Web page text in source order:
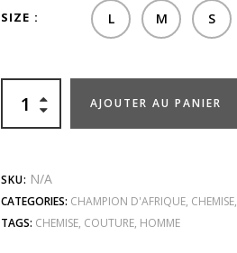
SIZE L M S
AJOUTER AU PANIER
SKU: N/A
CATEGORIES: CHAMPION D'AFRIQUE, CHEMISE,
TAGS: CHEMISE, COUTURE, HOMME